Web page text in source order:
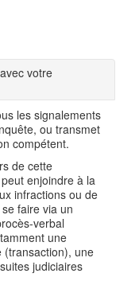
votre
les signalements
ou transmet
compétent.
de cette
enjoindre à la
infractions ou de
faire via un
verbal
une
(transaction), une
judiciaires